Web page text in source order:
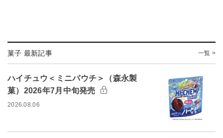
菓子 最新記事 一覧 >
ハイチュウ＜ミニパウチ＞（森永製
菓）2026年7月中旬発売
2026.08.06